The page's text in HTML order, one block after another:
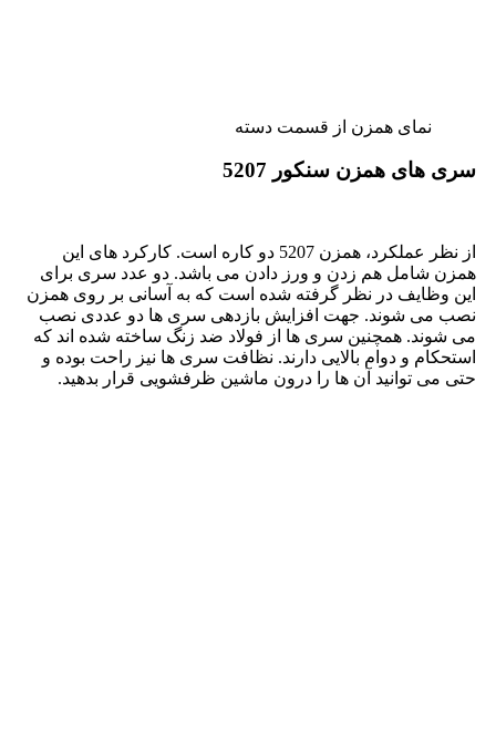
نمای همزن از قسمت دسته
سری های همزن سنکور 5207
از نظر عملکرد، همزن 5207 دو کاره است. کارکرد های این
همزن شامل هم زدن و ورز دادن می باشد. دو عدد سری برای
این وظایف در نظر گرفته شده است که به آسانی بر روی همزن
نصب می شوند. جهت افزایش بازدهی سری ها دو عددی نصب
می شوند. همچنین سری ها از فولاد ضد زنگ ساخته شده اند که
استحکام و دوام بالایی دارند. نظافت سری ها نیز راحت بوده و
حتی می توانید آن ها را درون ماشین ظرفشویی قرار بدهید.